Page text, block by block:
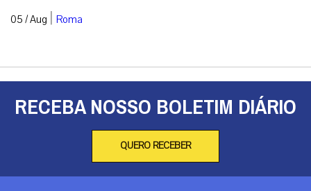
05 / Aug | Roma
RECEBA NOSSO BOLETIM DIÁRIO
QUERO RECEBER